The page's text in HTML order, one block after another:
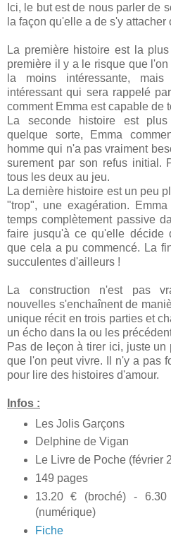
Ici, le but est de nous parler de
la façon qu'elle a de s'y attacher
La première histoire est la
première il y a le risque que
la moins intéressante,
intéressant qui sera rappelé
comment Emma est capable de
La seconde histoire est
quelque sorte, Emma
homme qui n'a pas vraiment
surement par son refus initial.
tous les deux au jeu.
La dernière histoire est un peu
"trop", une exagération.
temps complètement passive
faire jusqu'à ce qu'elle décide
que cela a pu commencé. La
succulentes d'ailleurs !
La construction n'est pas
nouvelles s'enchaînent de
unique récit en trois parties et
un écho dans la ou les
Pas de leçon à tirer ici, juste
que l'on peut vivre. Il n'y a pas
pour lire des histoires d'amour.
Infos :
Les Jolis Garçons
Delphine de Vigan
Le Livre de Poche (février
149 pages
13.20 € (broché) -
(numérique)
Fiche